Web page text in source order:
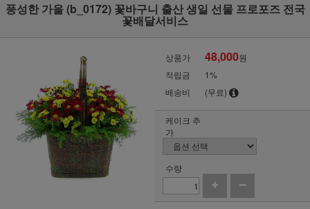
풍성한 가을 (b_0172) 꽃바구니 출산 생일 선물 프로포즈 전국
꽃배달서비스
상품가 48,000원
적립금
1%
배송비
(무료)
케이크 추
가
수량